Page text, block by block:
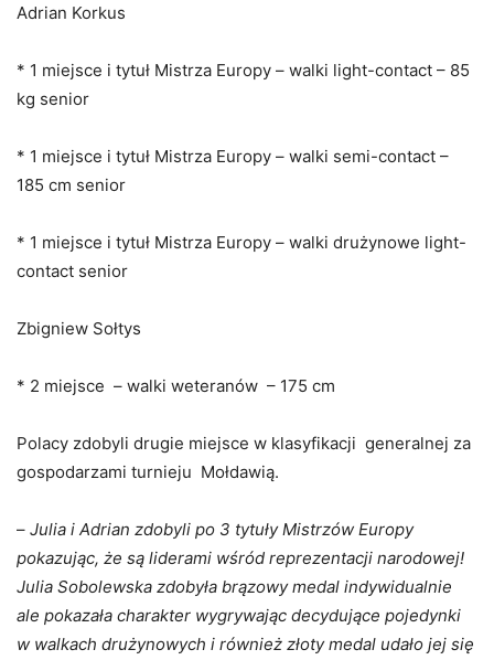
Adrian Korkus
* 1 miejsce i tytuł Mistrza Europy – walki light-contact – 85
kg senior
* 1 miejsce i tytuł Mistrza Europy – walki semi-contact –
185 cm senior
* 1 miejsce i tytuł Mistrza Europy – walki drużynowe light-
contact senior
Zbigniew Sołtys
* 2 miejsce – walki weteranów – 175 cm
Polacy zdobyli drugie miejsce w klasyfikacji generalnej za
gospodarzami turnieju Mołdawią.
– Julia i Adrian zdobyli po 3 tytuły Mistrzów Europy
pokazując, że są liderami wśród reprezentacji narodowej!
Julia Sobolewska zdobyła brązowy medal indywidualnie
ale pokazała charakter wygrywając decydujące pojedynki
w walkach drużynowych i również złoty medal udało jej się